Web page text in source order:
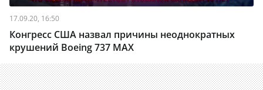
17.09.20, 16:50
Конгресс США назвал причины неоднократных
крушений Boeing 737 MAX